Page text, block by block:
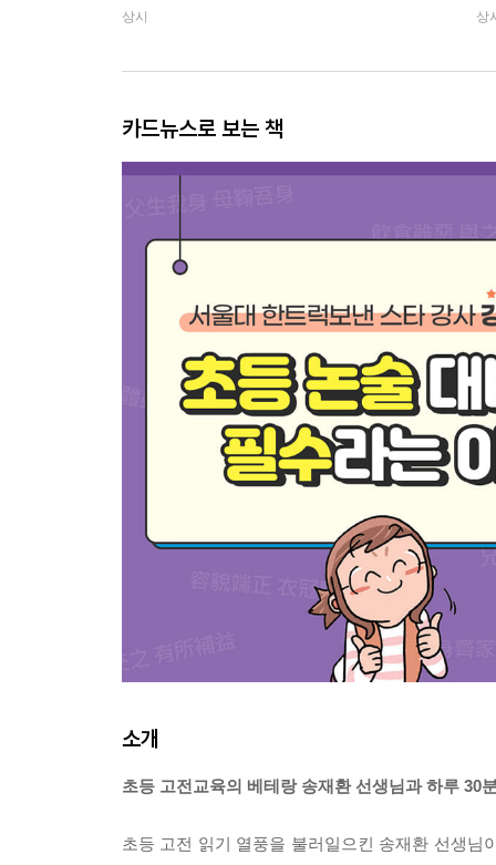
상시 상
카드뉴스로 보는 책
소개
초등 고전교육의 베테랑 송재환 선생님과 하루 30
초등 고전 읽기 열풍을 불러일으킨 송재환 선생